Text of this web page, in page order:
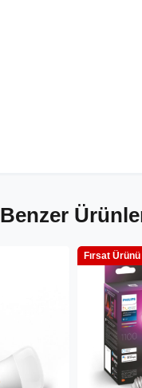
Benzer
Fırsat Ürünü